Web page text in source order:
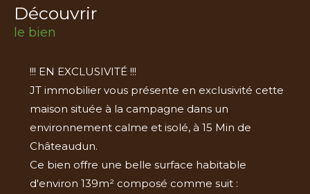
découvrir
le bien
!!! EN EXCLUSIVITÉ !!!
JT immobilier vous présente en exclusivité cette
maison située à la campagne dans un
environnement calme et isolé, à 15 Min de
Châteaudun.
Ce bien offre une belle surface habitable
d'environ 139m² composé comme suit :